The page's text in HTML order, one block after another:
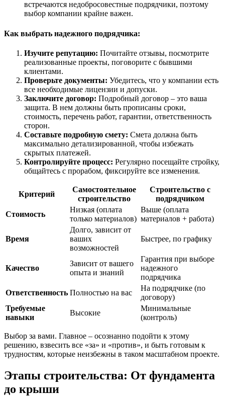
встречаются недобросовестные подрядчики, поэтому
выбор компании крайне важен.
Как выбрать надежного подрядчика:
Изучите репутацию: Почитайте отзывы, посмотрите
реализованные проекты, поговорите с бывшими
клиентами.
Проверьте документы: Убедитесь, что у компании есть
все необходимые лицензии и допуски.
Заключите договор: Подробный договор – это ваша
защита. В нем должны быть прописаны сроки,
стоимость, перечень работ, гарантии, ответственность
сторон.
Составьте подробную смету: Смета должна быть
максимально детализированной, чтобы избежать
скрытых платежей.
Контролируйте процесс: Регулярно посещайте стройку,
общайтесь с прорабом, фиксируйте все изменения.
Критерий
Самостоятельное
строительство
Строительство с
подрядчиком
Стоимость
Низкая (оплата
только материалов)
Выше (оплата
материалов + работа)
Время
Долго, зависит от
ваших
возможностей
Быстрее, по графику
Качество
Зависит от вашего
опыта и знаний
Гарантия при выборе
надежного
подрядчика
Ответственность Полностью на вас
На подрядчике (по
договору)
Требуемые
навыки
Высокие
Минимальные
(контроль)
Выбор за вами. Главное – осознанно подойти к этому
решению, взвесить все «за» и «против», и быть готовым к
трудностям, которые неизбежны в таком масштабном проекте.
Этапы строительства: От фундамента
до крыши